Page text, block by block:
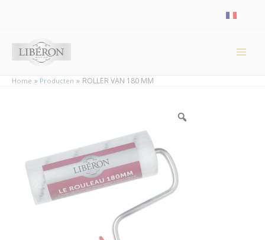
Home Producten ROLLER VAN 180 MM